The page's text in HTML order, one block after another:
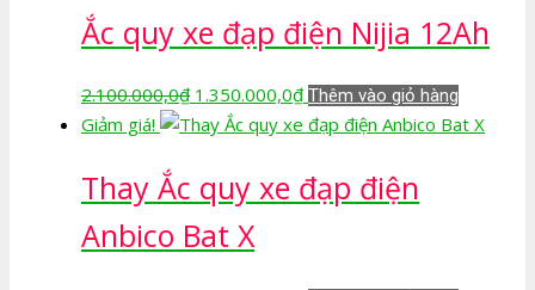
2.100.000,0₫.là:
1.350.000,0₫.
Ắc quy xe đạp điện Nijia 12Ah
2.100.000,0₫ Giá
gốc
2.100.000,0₫.
1.350.000,0₫Giá
hiện
là:
1.350.000,0₫.
Thêm vào giỏ hàng
Giảm giá!
Thay Ắc quy xe đạp điện
Anbico Bat X